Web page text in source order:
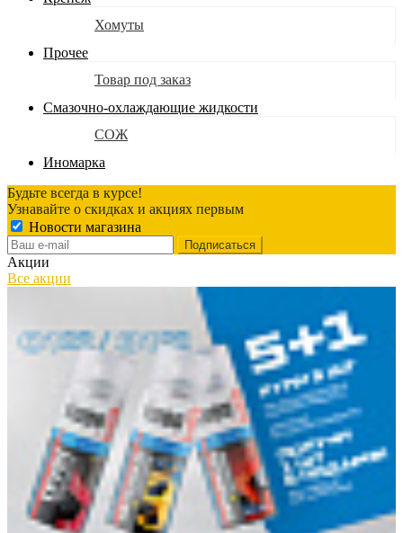
Хомуты
Прочее
Товар под заказ
Смазочно-охлаждающие жидкости
СОЖ
Иномарка
Будьте всегда в курсе!
Узнавайте о скидках и акциях первым
Новости магазина
Акции
Все акции